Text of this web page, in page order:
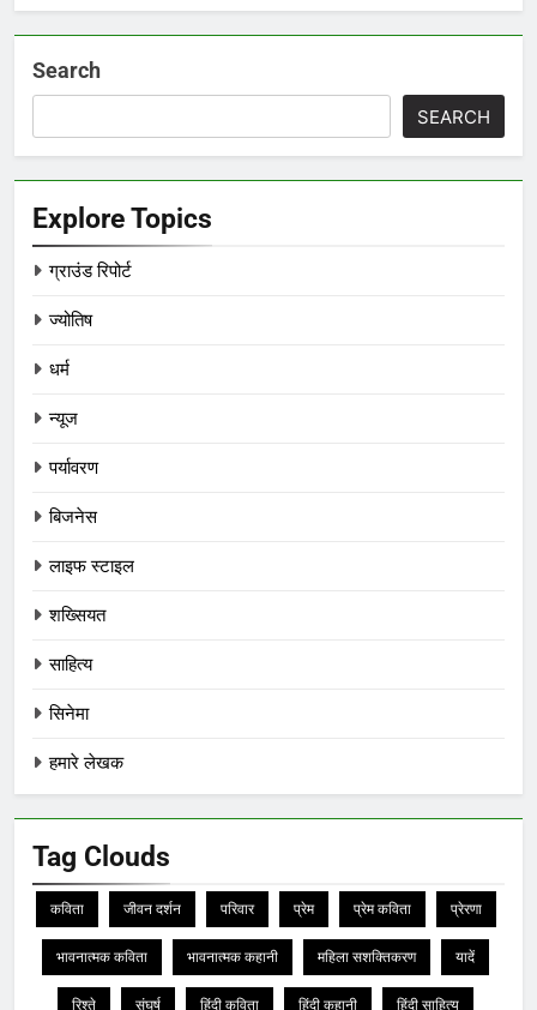
Search
SEARCH
Explore Topics
ग्राउंड रिपोर्ट
ज्योतिष
धर्म
न्यूज
पर्यावरण
बिजनेस
लाइफ स्टाइल
शख्सियत
साहित्य
सिनेमा
हमारे लेखक
Tag Clouds
कविता जीवन दर्शन परिवार प्रेम प्रेम कविता प्रेरणा
भावनात्मक कविता भावनात्मक कहानी महिला सशक्तिकरण यादें
रिश्ते संघर्ष हिंदी कविता हिंदी कहानी हिंदी साहित्य